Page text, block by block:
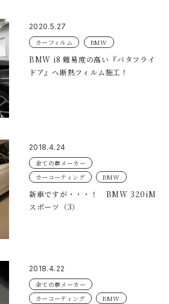
2020.5.27
カーフィルム
BMW
BMW i8 難易度の高い『バタフライ
ドア』へ断熱フィルム施工！
2018.4.24
全ての車メーカー
カーコーティング
BMW
新車ですが・・・！ BMW 320iM
スポーツ（3）
2018.4.22
全ての車メーカー
カーコーティング
BMW